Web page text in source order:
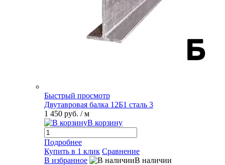
Быстрый просмотр
Двутавровая балка 12Б1 сталь 3
1 450 руб. / м
В корзину
Подробнее
Купить в 1 клик Сравнение
В избранное
В наличии